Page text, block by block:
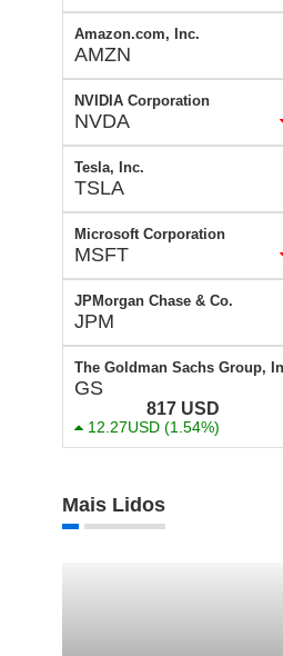
Amazon.com, Inc.
AMZN
NVIDIA Corporation
NVDA
Tesla, Inc.
TSLA
Microsoft Corporation
MSFT
JPMorgan Chase & Co.
JPM
The Goldman Sachs Group,
GS
817 USD
12.27USD (1.54%)
Mais Lidos